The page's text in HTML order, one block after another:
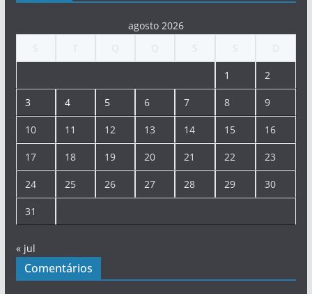
agosto 2026
1 2
3 4 5 6 7 8 9
10 11 12 13 14 15 16
17 18 19 20 21 22 23
24 25 26 27 28 29 30
31
« jul
Comentários